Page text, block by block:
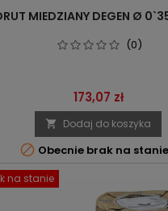
MIEDZIANY DEGEN Ø
(0)
Cena
173,07 zł
 Dodaj do koszyka
 Obecnie brak na stanie
na stanie